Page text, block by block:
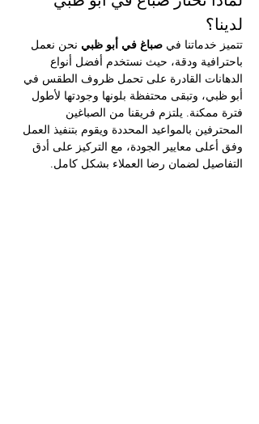
لدينا؟
تتميز خدماتنا في صباغ في أبو ظبي نحن نعمل
باحترافية ودقة، حيث نستخدم أفضل أنواع
الدهانات القادرة على تحمل ظروف الطقس في
أبو ظبي، وتبقى محتفظة بلونها وجودتها لأطول
فترة ممكنة. يلتزم فريقنا من الصباغين
المحترفين بالمواعيد المحددة ويقوم بتنفيذ العمل
وفق أعلى معايير الجودة، مع التركيز على أدق
التفاصيل لضمان رضا العملاء بشكل كامل.